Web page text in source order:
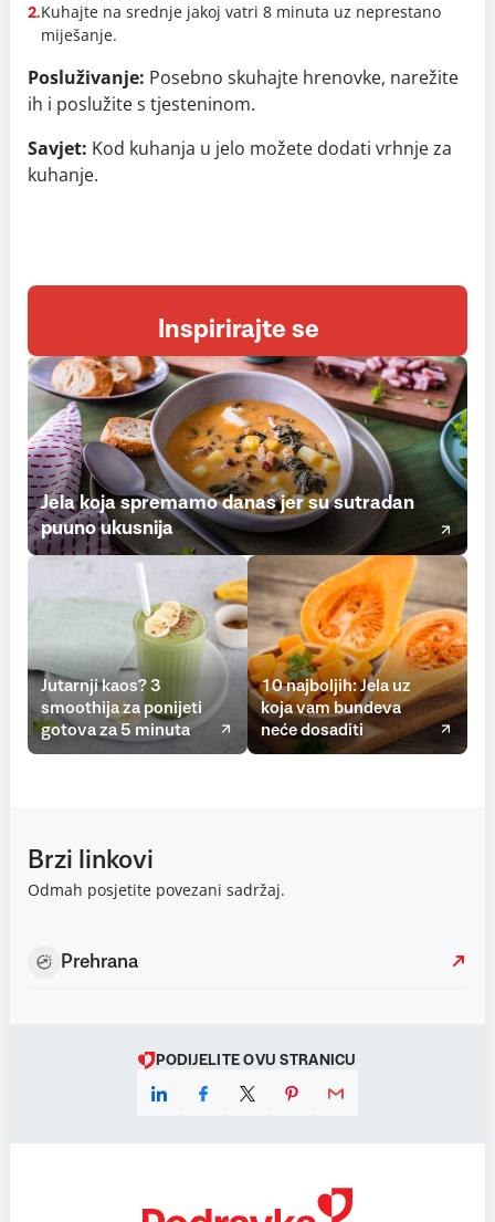
2.Kuhajte na srednje jakoj vatri 8 minuta uz neprestano
miješanje.
Posluživanje: Posebno skuhajte hrenovke, narežite
ih i poslužite s tjesteninom.
Savjet: Kod kuhanja u jelo možete dodati vrhnje za
kuhanje.
Inspirirajte se
Jela koja spremamo danas jer su sutradan
puuno ukusnija
Jutarnji kaos? 3
smoothija za ponijeti
gotova za 5 minuta
10 najboljih: Jela uz
koja vam bundeva
neće dosaditi
Brzi linkovi
Odmah posjetite povezani sadržaj.
Prehrana
PODIJELITE OVU STRANICU